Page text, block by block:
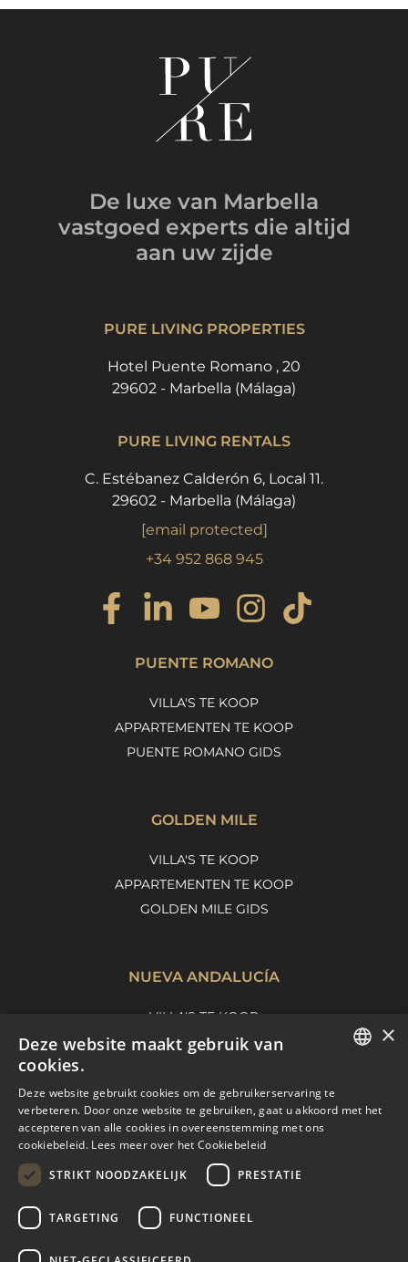
De luxe van Marbella
vastgoed experts die altijd
aan uw zijde
PURE LIVING PROPERTIES
Hotel Puente Romano , 20
29602 - Marbella (Málaga)
PURE LIVING RENTALS
C. Estébanez Calderón 6, Local 11.
29602 - Marbella (Málaga)
[email protected]
+34 952 868 945
PUENTE ROMANO
VILLA'S TE KOOP
APPARTEMENTEN TE KOOP
PUENTE ROMANO GIDS
GOLDEN MILE
VILLA'S TE KOOP
APPARTEMENTEN TE KOOP
GOLDEN MILE GIDS
NUEVA ANDALUCÍA
VILLA'S TE KOOP
APPARTEMENTEN TE KOOP
MARBELLA EAST
VILLA'S TE KOOP
MARBELLA EAST GUIDE
SPANISH
×
Deze website maakt gebruik van
cookies.
Deze website gebruikt cookies om de gebruikerservaring te
verbeteren. Door onze website te gebruiken, gaat u akkoord met het
accepteren van alle cookies in overeenstemming met ons
cookiebeleid. Lees meer over het Cookiebeleid
STRIKT NOODZAKELIJK
PRESTATIE
TARGETING FUNCTIONEEL